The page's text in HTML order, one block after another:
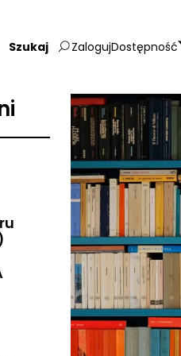
Wpisz
frazę:
ZalogujDostępność